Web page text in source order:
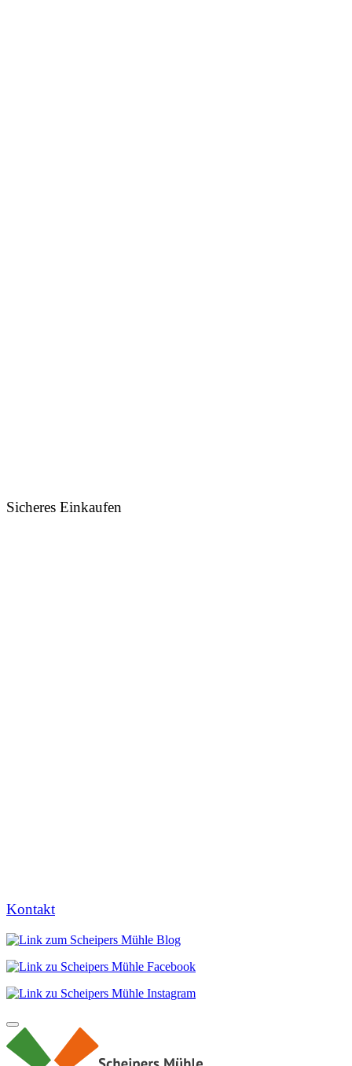
Sicheres Einkaufen
Kontakt